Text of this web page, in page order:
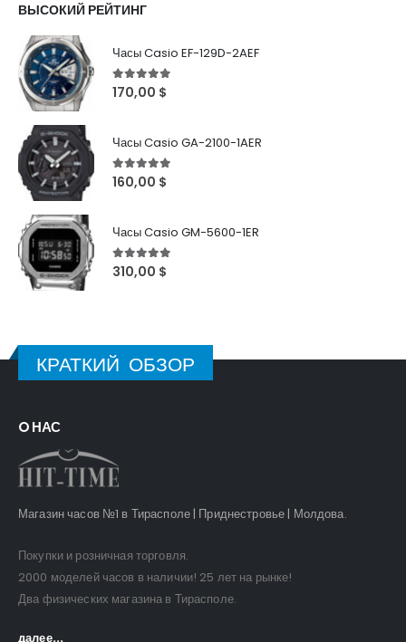
ВЫСОКИЙ РЕЙТИНГ
Часы Casio EF-129D-2AEF
5out of 5
170,00 $
Часы Casio GA-2100-1AER
5out of 5
160,00 $
Часы Casio GM-5600-1ER
5out of 5
310,00 $
КРАТКИЙ ОБЗОР
O НАС
Магазин часов №1 в Тирасполе | Приднестровье | Молдова.
Покупки и розничная торговля.
2000 моделей часов в наличии! 25 лет на рынке!
Два физических магазина в Тирасполе.
далее...